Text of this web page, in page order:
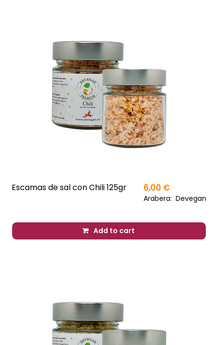
Escamas de sal con Chili 125gr 6,00 €
Arabera: Devegan
Add to cart